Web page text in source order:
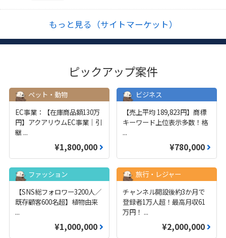
もっと見る（サイトマーケット）
ピックアップ案件
ペット・動物
EC事業：【在庫商品額130万
円】アクアリウムEC事業｜引
継 ...
¥1,800,000
ビジネス
【売上平均 189,823円】商標
キーワード上位表示多数！格
...
¥780,000
ファッション
【SNS総フォロワー3200人／
既存顧客600名超】植物由来
...
¥1,000,000
旅行・レジャー
チャンネル開設後約3か月で
登録者1万人超！最高月収61
万円！ ...
¥2,000,000